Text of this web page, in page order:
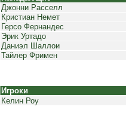
Джонни Расселл
Кристиан Немет
Герсо Фернандес
Эрик Уртадо
Даниэл Шаллои
Тайлер Фримен
Игроки
Келин Роу